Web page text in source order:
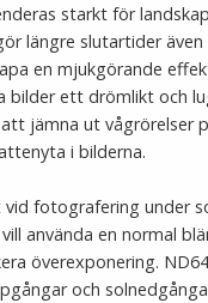
★★★★★
69 kr
LÄGG I VARUKORG
starkt för
längre slutartider även
en mjukgörande
bilder ett drömlikt och
jämna ut vågrörelser
i bilderna.
fotografering under
använda en normal
överexponering.
och